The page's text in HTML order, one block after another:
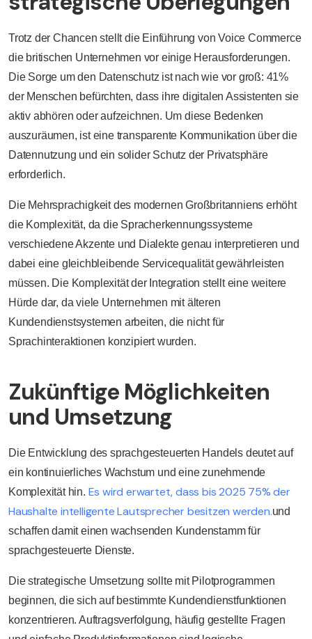
Trotz der Chancen stellt die Einführung von Voice Commerce
die britischen Unternehmen vor einige Herausforderungen.
Die Sorge um den Datenschutz ist nach wie vor groß: 41%
der Menschen befürchten, dass ihre digitalen Assistenten sie
aktiv abhören oder aufzeichnen. Um diese Bedenken
auszuräumen, ist eine transparente Kommunikation über die
Datennutzung und ein solider Schutz der Privatsphäre
erforderlich.
Die Mehrsprachigkeit des modernen Großbritanniens erhöht
die Komplexität, da die Spracherkennungssysteme
verschiedene Akzente und Dialekte genau interpretieren und
dabei eine gleichbleibende Servicequalität gewährleisten
müssen. Die Komplexität der Integration stellt eine weitere
Hürde dar, da viele Unternehmen mit älteren
Kundendienstsystemen arbeiten, die nicht für
Sprachinteraktionen konzipiert wurden.
Zukünftige Möglichkeiten
und Umsetzung
Die Entwicklung des sprachgesteuerten Handels deutet auf
ein kontinuierliches Wachstum und eine zunehmende
Komplexität hin. Es wird erwartet, dass bis 2025 75% der
Haushalte intelligente Lautsprecher besitzen werden.und
schaffen damit einen wachsenden Kundenstamm für
sprachgesteuerte Dienste.
Die strategische Umsetzung sollte mit Pilotprogrammen
beginnen, die sich auf bestimmte Kundendienstfunktionen
konzentrieren. Auftragsverfolgung, häufig gestellte Fragen